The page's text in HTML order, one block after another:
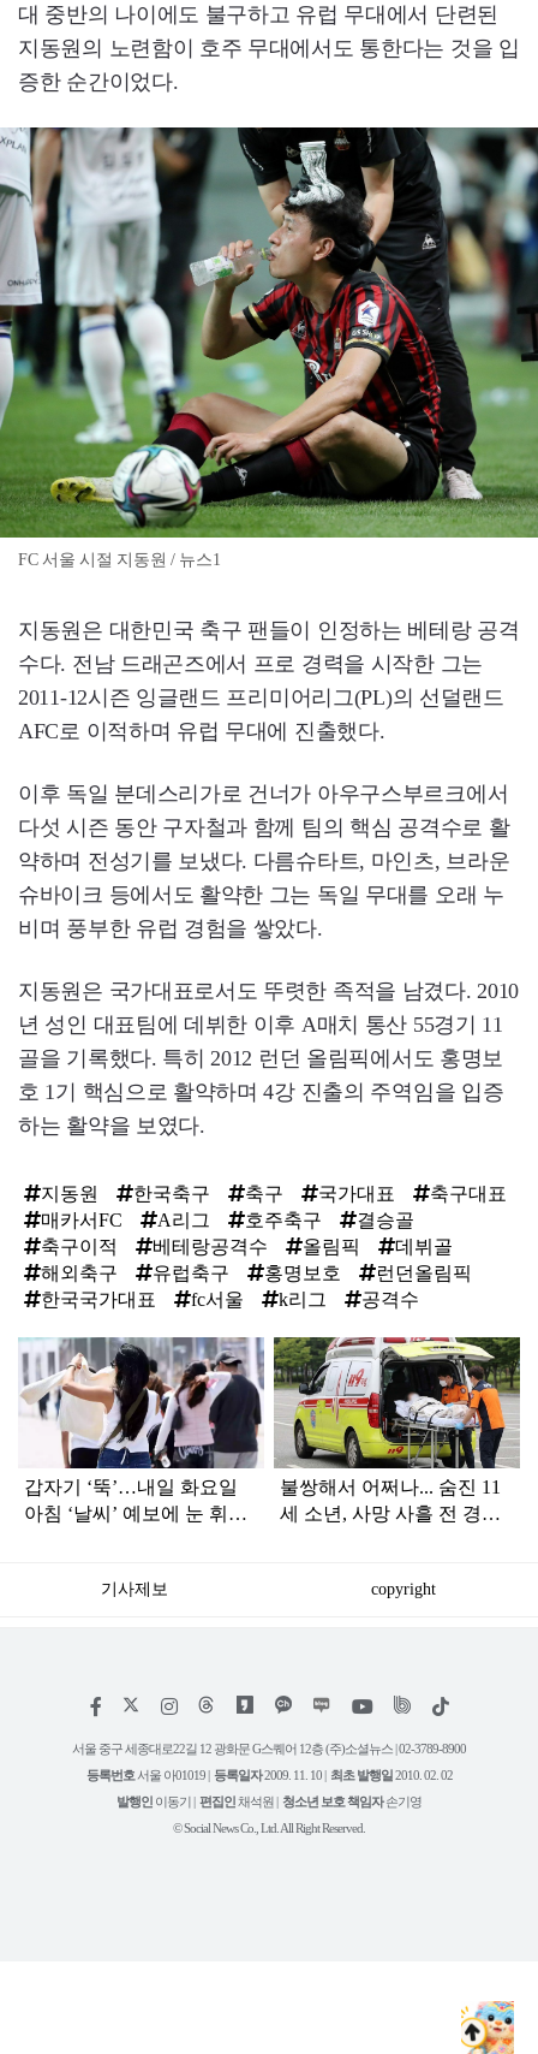
대 중반의 나이에도 불구하고 유럽 무대에서 단련된
지동원의 노련함이 호주 무대에서도 통한다는 것을 입
증한 순간이었다.
FC 서울 시절 지동원 / 뉴스1
지동원은 대한민국 축구 팬들이 인정하는 베테랑 공격
수다. 전남 드래곤즈에서 프로 경력을 시작한 그는
2011-12시즌 잉글랜드 프리미어리그(PL)의 선덜랜드
AFC로 이적하며 유럽 무대에 진출했다.
이후 독일 분데스리가로 건너가 아우구스부르크에서
다섯 시즌 동안 구자철과 함께 팀의 핵심 공격수로 활
약하며 전성기를 보냈다. 다름슈타트, 마인츠, 브라운
슈바이크 등에서도 활약한 그는 독일 무대를 오래 누
비며 풍부한 유럽 경험을 쌓았다.
지동원은 국가대표로서도 뚜렷한 족적을 남겼다. 2010
년 성인 대표팀에 데뷔한 이후 A매치 통산 55경기 11
골을 기록했다. 특히 2012 런던 올림픽에서도 홍명보
호 1기 핵심으로 활약하며 4강 진출의 주역임을 입증
하는 활약을 보였다.
지동원 한국축구 축구 국가대표
축구대표
매카서FC
A리그 호주축구
결승골
축구이적
베테랑공격수 올림픽
데뷔골
해외축구
유럽축구 홍명보호
런던올림픽
한국국가대표
fc서울 k리그 공격수
탑
라
인
갑자기 ‘뚝’…내일 화요일
아침 ‘날씨’ 예보에 눈 휘둥
불쌍해서 어쩌나... 숨진 11
세 소년, 사망 사흘 전 경찰
기사제보 copyright
페
스
인
타
램
위
트
유
튜
틱
서울 중구 세종대로22길 12 광화문 G스퀘어 12층 (주)소셜뉴스 | 02-3789-8900
등록번호 서울 아01019 | 등록일자2009. 11. 10 | 최초 발행일2010. 02. 02
발행인 이동기 | 편집인채석원 | 청소년 보호 책임자손기영
© Social News Co., Ltd. All Right Reserved.